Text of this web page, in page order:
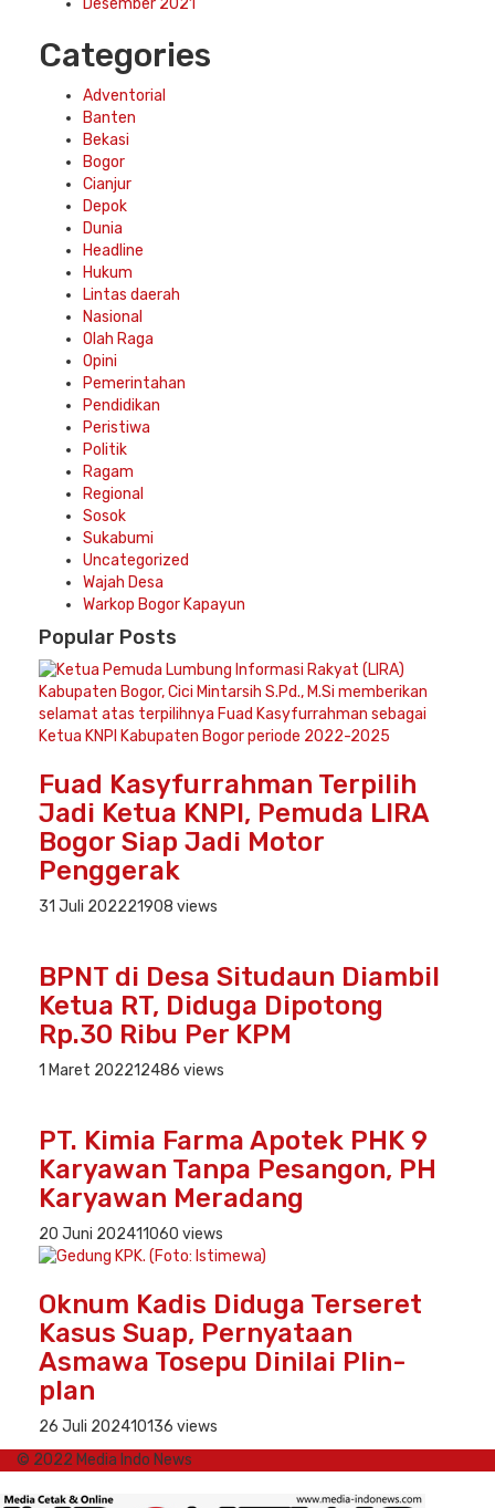
Categories
Adventorial
Banten
Bekasi
Bogor
Cianjur
Depok
Dunia
Headline
Hukum
Lintas daerah
Nasional
Olah Raga
Opini
Pemerintahan
Pendidikan
Peristiwa
Politik
Ragam
Regional
Sosok
Sukabumi
Uncategorized
Wajah Desa
Warkop Bogor Kapayun
Popular Posts
Fuad Kasyfurrahman Terpilih
Jadi Ketua KNPI, Pemuda LIRA
Bogor Siap Jadi Motor
Penggerak
31 Juli 202221908 views
BPNT di Desa Situdaun Diambil
Ketua RT, Diduga Dipotong
Rp.30 Ribu Per KPM
1 Maret 202212486 views
PT. Kimia Farma Apotek PHK 9
Karyawan Tanpa Pesangon, PH
Karyawan Meradang
20 Juni 202411060 views
Oknum Kadis Diduga Terseret
Kasus Suap, Pernyataan
Asmawa Tosepu Dinilai Plin-
plan
26 Juli 202410136 views
© 2022 Media Indo News